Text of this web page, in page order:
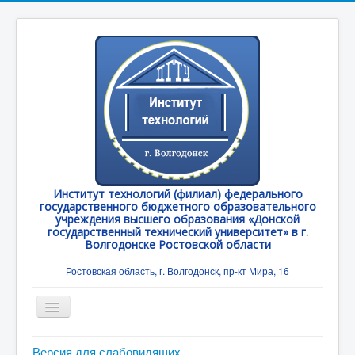
Институт технологий (филиал) федерального
государственного бюджетного образовательного
учреждения высшего образования «Донской
государственный технический университет» в г.
Волгодонске Ростовской области
Ростовская область, г. Волгодонск, пр-кт Мира, 16
Toggle
Navigation
Главная
Версия для слабовидящих